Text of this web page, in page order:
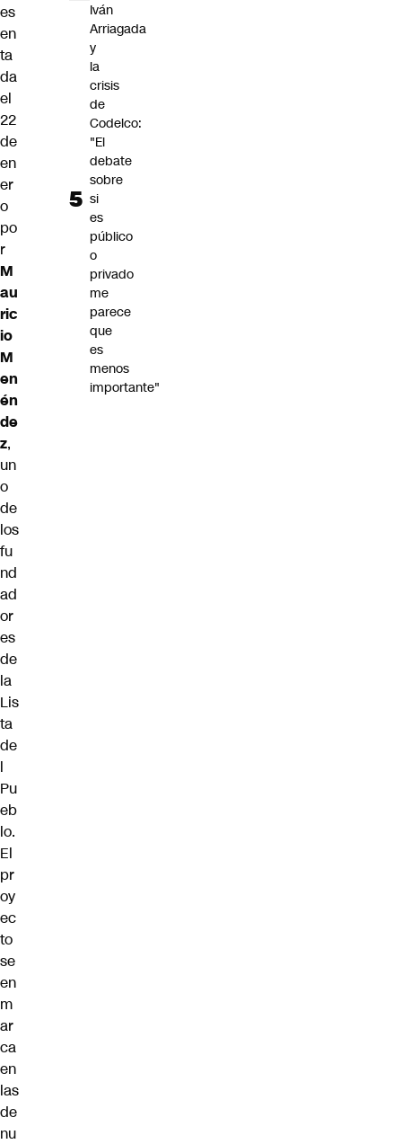
es
en
ta
da
el
22
de
en
er
o
po
r
M
au
ric
io
M
en
én
de
z,
un
o
de
los
fu
nd
ad
or
es
de
la
Lis
ta
de
l
Pu
eb
lo.
El
pr
oy
ec
to
se
en
m
ar
ca
en
las
de
nu
Iván
Arriagada
y
la
crisis
de
Codelco:
"El
debate
sobre
si
es
público
o
privado
me
parece
que
es
menos
importante"